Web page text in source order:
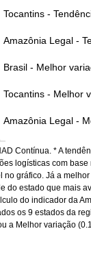
Tocantins -
Amazônia Legal -
Brasil - Melhor
Tocantins - Melhor
Amazônia Legal -
Contínua. * A
logísticas com
no gráfico. Já a
do estado que mais
do indicador da
os 9 estados da
a Melhor variação